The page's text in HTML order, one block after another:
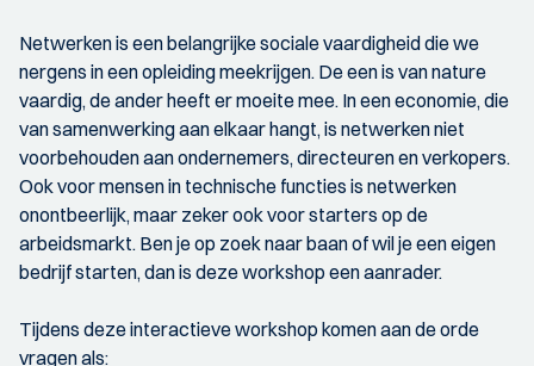
Netwerken is een belangrijke sociale vaardigheid die we
nergens in een opleiding meekrijgen. De een is van nature
vaardig, de ander heeft er moeite mee. In een economie, die
van samenwerking aan elkaar hangt, is netwerken niet
voorbehouden aan ondernemers, directeuren en verkopers.
Ook voor mensen in technische functies is netwerken
onontbeerlijk, maar zeker ook voor starters op de
arbeidsmarkt. Ben je op zoek naar baan of wil je een eigen
bedrijf starten, dan is deze workshop een aanrader.
Tijdens deze interactieve workshop komen aan de orde
vragen als: